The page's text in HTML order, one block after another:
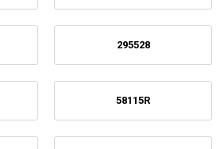
295528
58115R